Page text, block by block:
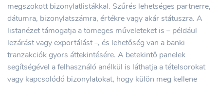
megszokott bizonylatlistákkal. Szűrés lehetséges partnerre,
dátumra, bizonylatszámra, értékre vagy akár státuszra. A
listanézet támogatja a tömeges műveleteket is – például
lezárást vagy exportálást –, és lehetőség van a banki
tranzakciók gyors áttekintésére. A betekintő panelek
segítségével a felhasználó anélkül is láthatja a tételsorokat
vagy kapcsolódó bizonylatokat, hogy külön meg kellene